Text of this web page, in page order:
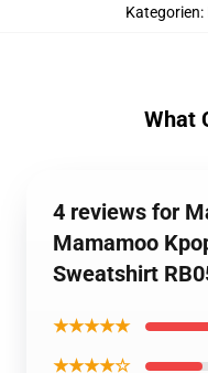
Kategorien:
What
4 reviews for
Mamamoo
Sweatshirt
★★★★★
★★★★☆